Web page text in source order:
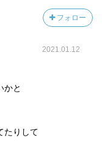
フォロー
2021.01.12
かと
たりして